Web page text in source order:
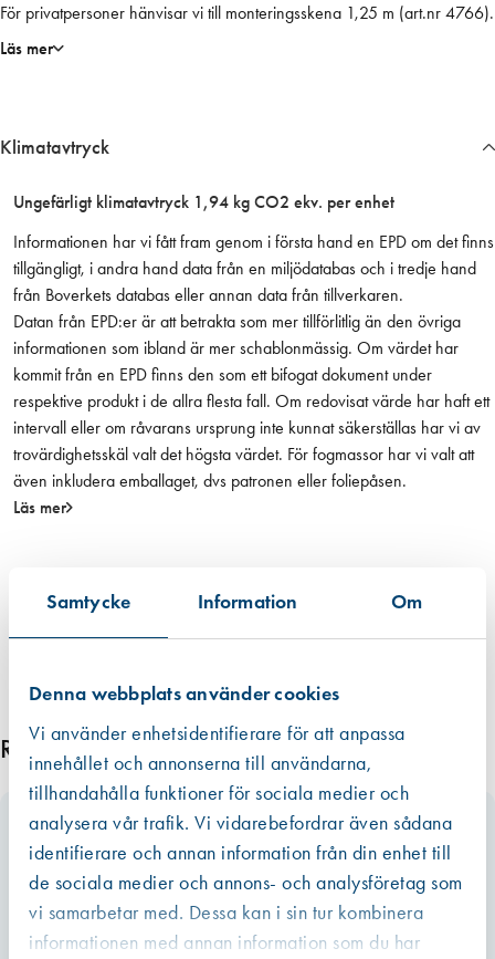
Samtycke Information Om
Denna webbplats använder cookies
Vi använder enhetsidentifierare för att anpassa
innehållet och annonserna till användarna,
tillhandahålla funktioner för sociala medier och
analysera vår trafik. Vi vidarebefordrar även sådana
identifierare och annan information från din enhet till
de sociala medier och annons- och analysföretag som
vi samarbetar med. Dessa kan i sin tur kombinera
informationen med annan information som du har
t
t
g
,
5
m
m
ä
n
g
d
Klimatavtryck
Ungefärligt klimatavtryck 1,94 kg CO2 ekv. per enhet
Informationen har vi fått fram genom i första hand en EPD om det finns
tillgängligt, i andra hand data från en miljödatabas och i tredje hand
från Boverkets databas eller annan data från tillverkaren.
Datan från EPD:er är att betrakta som mer tillförlitlig än den övriga
informationen som ibland är mer schablonmässig. Om värdet har
kommit från en EPD finns den som ett bifogat dokument under
respektive produkt i de allra flesta fall. Om redovisat värde har haft ett
intervall eller om råvarans ursprung inte kunnat säkerställas har vi av
trovärdighetsskäl valt det högsta värdet. För fogmassor har vi valt att
även inkludera emballaget, dvs patronen eller foliepåsen.
Läs mer
För privatpersoner hänvisar vi till monteringsskena 1,25 m (art.nr 4766).
Läs mer
Relaterade produkter